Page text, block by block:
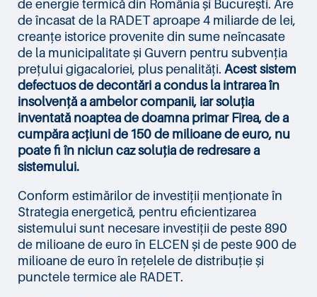
de energie termică din România și București. Are
de încasat de la RADET aproape 4 miliarde de lei,
creanțe istorice provenite din sume neîncasate
de la municipalitate și Guvern pentru subvenția
prețului gigacaloriei, plus penalități. Acest sistem
defectuos de decontări a condus la intrarea în
insolvență a ambelor companii, iar soluția
inventată noaptea de doamna primar Firea, de a
cumpăra acțiuni de 150 de milioane de euro, nu
poate fi în niciun caz soluția de redresare a
sistemului.
Conform estimărilor de investiții menționate în
Strategia energetică, pentru eficientizarea
sistemului sunt necesare investiții de peste 890
de milioane de euro în ELCEN și de peste 900 de
milioane de euro în rețelele de distribuție și
punctele termice ale RADET.